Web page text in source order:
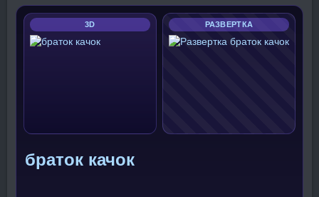
3D РАЗВЕРТКА
браток качок